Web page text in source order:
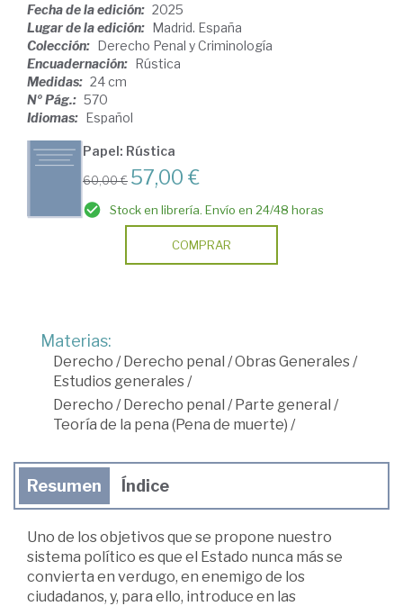
Fecha de la edición: 2025
Lugar de la edición: Madrid. España
Colección: Derecho Penal y Criminología
Encuadernación: Rústica
Medidas: 24 cm
Nº Pág.: 570
Idiomas: Español
Papel: Rústica
60,00 € 57,00 €
Stock en librería. Envío en 24/48 horas
COMPRAR
Materias:
Derecho /Derecho penal /Obras Generales /
Estudios generales /
Derecho /Derecho penal /Parte general /
Teoría de la pena (Pena de muerte) /
Resumen Índice
Uno de los objetivos que se propone nuestro
sistema político es que el Estado nunca más se
convierta en verdugo, en enemigo de los
ciudadanos, y, para ello, introduce en las